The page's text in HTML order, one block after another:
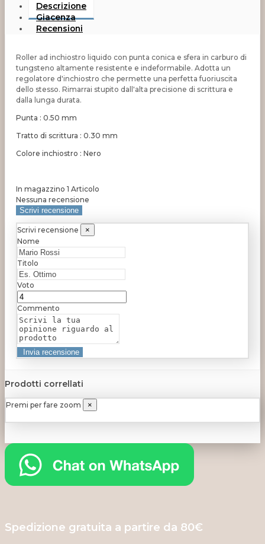
Descrizione
Giacenza
Recensioni
Roller ad inchiostro liquido con punta conica e sfera in carburo di
tungsteno altamente resistente e indeformabile. Adotta un
regolatore d'inchiostro che permette una perfetta fuoriuscita
dello stesso. Rimarrai stupito dall'alta precisione di scrittura e
dalla lunga durata.
Punta : 0.50 mm
Tratto di scrittura : 0.30 mm
Colore inchiostro : Nero
In magazzino 1 Articolo
Nessuna recensione
Scrivi recensione
Scrivi recensione
×
Nome
Titolo
Voto
Commento
Prodotti correllati
Premi per fare zoom ×
Spedizione gratuita a partire da 80€